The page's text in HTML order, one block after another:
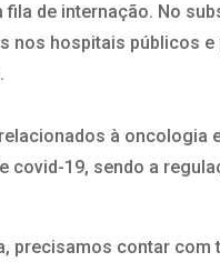
de internação. No
nos hospitais públicos
à oncologia
covid-19, sendo a
precisamos contar